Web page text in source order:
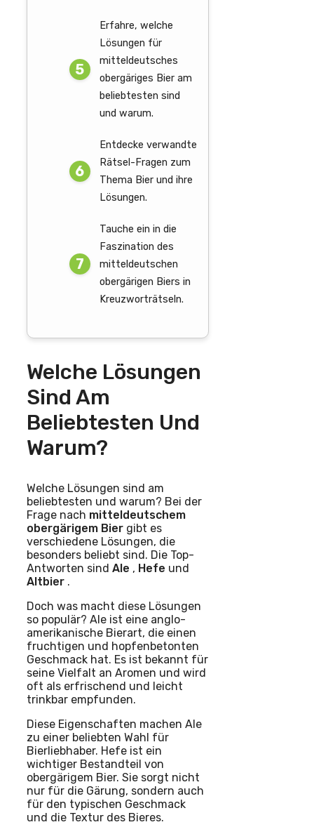
Erfahre, welche
Lösungen für
mitteldeutsches
obergäriges Bier am
beliebtesten sind
und warum.
Entdecke verwandte
Rätsel-Fragen zum
Thema Bier und ihre
Lösungen.
Tauche ein in die
Faszination des
mitteldeutschen
obergärigen Biers in
Kreuzworträtseln.
Welche Lösungen
Sind Am
Beliebtesten Und
Warum?
Welche Lösungen sind am
beliebtesten und warum? Bei der
Frage nach mitteldeutschem
obergärigem Bier gibt es
verschiedene Lösungen, die
besonders beliebt sind. Die Top-
Antworten sind Ale , Hefe und
Altbier .
Doch was macht diese Lösungen
so populär? Ale ist eine anglo-
amerikanische Bierart, die einen
fruchtigen und hopfenbetonten
Geschmack hat. Es ist bekannt für
seine Vielfalt an Aromen und wird
oft als erfrischend und leicht
trinkbar empfunden.
Diese Eigenschaften machen Ale
zu einer beliebten Wahl für
Bierliebhaber. Hefe ist ein
wichtiger Bestandteil von
obergärigem Bier. Sie sorgt nicht
nur für die Gärung, sondern auch
für den typischen Geschmack
und die Textur des Bieres.